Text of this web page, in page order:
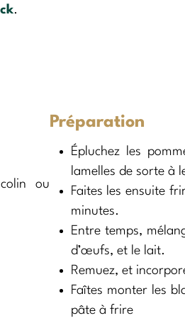
.
ou
Préparation
Épluchez les
lamelles de sorte à
Faites les ensuite
minutes.
Entre temps,
d’œufs, et le lait.
Remuez, et
Faîtes monter les
pâte à frire